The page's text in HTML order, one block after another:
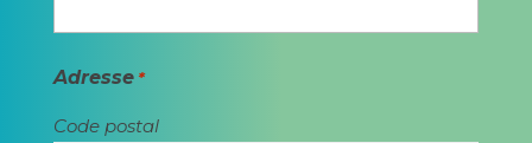
Adresse *
Code postal